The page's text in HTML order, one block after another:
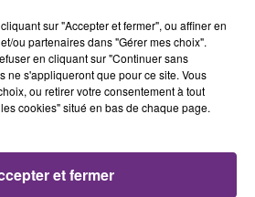
12h33
12h33
sur "Accepter et fermer", ou affiner en
ou partenaires dans "Gérer mes choix".
en cliquant sur "Continuer sans
ne s'appliqueront que pour ce site. Vous
ou retirer votre consentement à tout
cookies" situé en bas de chaque page.
et fermer